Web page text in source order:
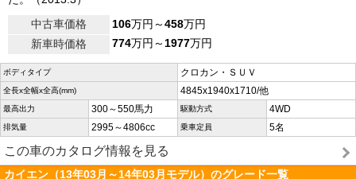
中古車価格
106万円～458万円
新車時価格
774万円～1977万円
ボディタイプ クロカン・ＳＵＶ
全長x全幅x全高(mm) 4845x1940x1710/他
最高出力 300～550馬力 駆動方式 4WD
排気量 2995～4806cc 乗車定員 5名
この車のカタログ情報を見る
カイエン（13年03月～14年03月モデル）のグレード一覧